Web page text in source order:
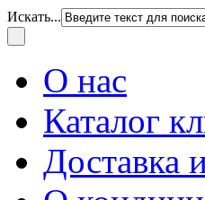
Искать...
О нас
Каталог
Доставка